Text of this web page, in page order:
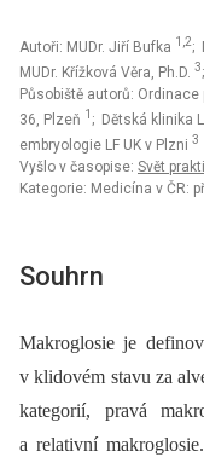
Autoři: MUDr. Jiří Bufka 1,2;
MUDr. Křížková Věra, Ph.D. 3
Působiště autorů:
36, Plzeň 1 ; Dětská klinika
embryologie LF UK v Plzni 3
Vyšlo v časopise: Svět
Kategorie: Medicína v ČR:
Souhrn
Makroglosie je
v klidovém stavu za
kategorií, pravá
a relativní